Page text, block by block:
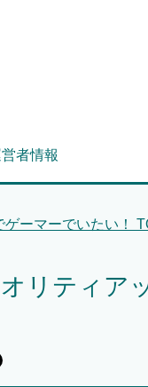
者情報
ーマーでいたい！
オリティア